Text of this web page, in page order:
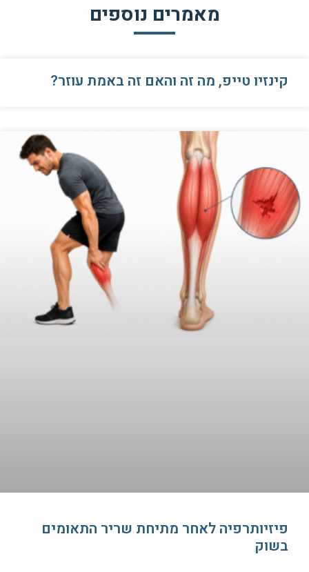
מאמרים נוספים
קינזיו טייפ, מה זה והאם זה באמת עוזר?
פיזיותרפיה לאחר מתיחת שריר התאומים
בשוק